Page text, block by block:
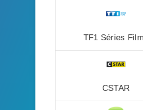
TF1 Séries
CSTAR